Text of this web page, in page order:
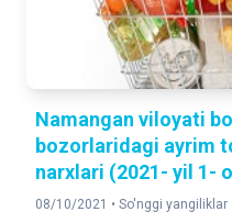
Namangan viloyati
bozorlaridagi ayrim
narxlari (2021- yil 1-
08/10/2021 • So'nggi yangiliklar